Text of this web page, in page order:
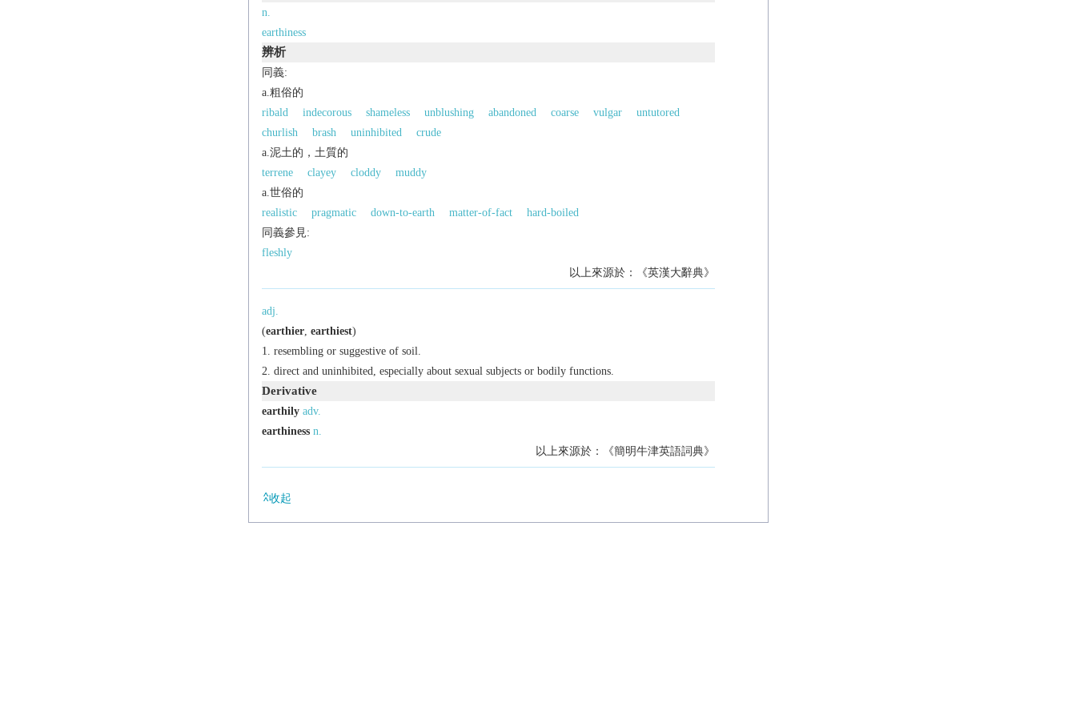
n.
earthiness
辨析
同義:
a.粗俗的
ribald
indecorous shameless unblushing abandoned coarse vulgar
untutored
churlish
brash uninhibited
crude
a.泥土的，土質的
terrene
clayey cloddy
muddy
a.世俗的
realistic
pragmatic down-to-earth matter-of-fact
hard-boiled
同義參見:
fleshly
以上來源於：《英漢大辭典》
adj.
(earthier, earthiest)
resembling or suggestive of soil.
direct and uninhibited, especially about sexual subjects or bodily functions.
Derivative
earthily adv.
earthiness n.
以上來源於：《簡明牛津英語詞典》
收起